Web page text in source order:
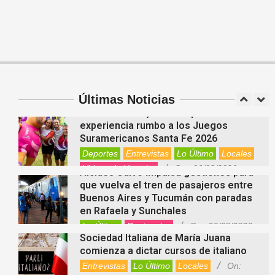
Últimas Noticias
Cuánto cuesta hoy contratar Netflix,
Nacionales On: 07/08/2026
experiencia rumbo a los Juegos
Suramericanos Santa Fe 2026
Deportes Entrevistas Lo Último
Locales
Videos de Youtube
On: 06/08/2026
que vuelva el tren de pasajeros entre
Buenos Aires y Tucumán con paradas
en Rafaela y Sunchales
Lo Último Regionales On: 06/08/2026
Sociedad Italiana de María Juana
comienza a dictar cursos de italiano
Entrevistas Lo Último Locales
On: